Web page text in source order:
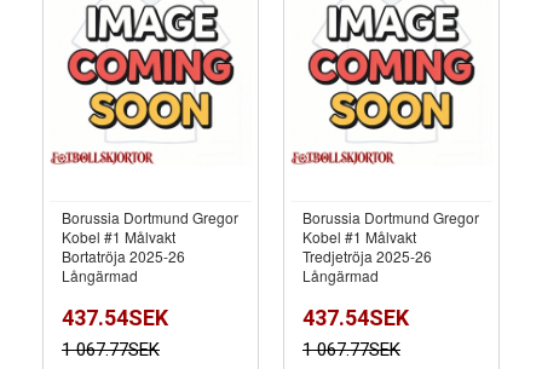
Borussia Dortmund Gregor
Kobel #1 Målvakt
Bortatröja 2025-26
Långärmad
437.54SEK
1 067.77SEK
Borussia Dortmund Gregor
Kobel #1 Målvakt
Tredjetröja 2025-26
Långärmad
437.54SEK
1 067.77SEK